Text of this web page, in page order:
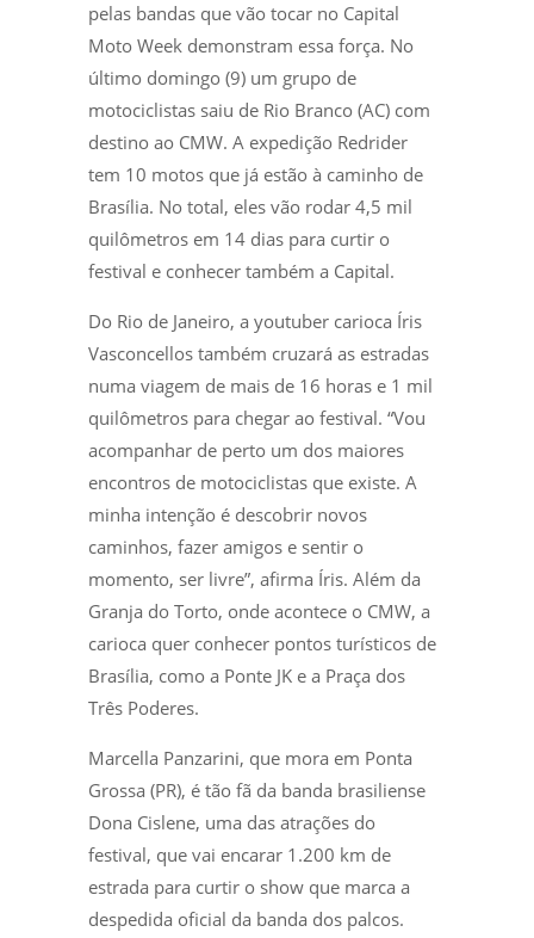
pelas bandas que vão tocar no Capital
Moto Week demonstram essa força. No
último domingo (9) um grupo de
motociclistas saiu de Rio Branco (AC) com
destino ao CMW. A expedição Redrider
tem 10 motos que já estão à caminho de
Brasília. No total, eles vão rodar 4,5 mil
quilômetros em 14 dias para curtir o
festival e conhecer também a Capital.
Do Rio de Janeiro, a youtuber carioca Íris
Vasconcellos também cruzará as estradas
numa viagem de mais de 16 horas e 1 mil
quilômetros para chegar ao festival. “Vou
acompanhar de perto um dos maiores
encontros de motociclistas que existe. A
minha intenção é descobrir novos
caminhos, fazer amigos e sentir o
momento, ser livre”, afirma Íris. Além da
Granja do Torto, onde acontece o CMW, a
carioca quer conhecer pontos turísticos de
Brasília, como a Ponte JK e a Praça dos
Três Poderes.
Marcella Panzarini, que mora em Ponta
Grossa (PR), é tão fã da banda brasiliense
Dona Cislene, uma das atrações do
festival, que vai encarar 1.200 km de
estrada para curtir o show que marca a
despedida oficial da banda dos palcos.